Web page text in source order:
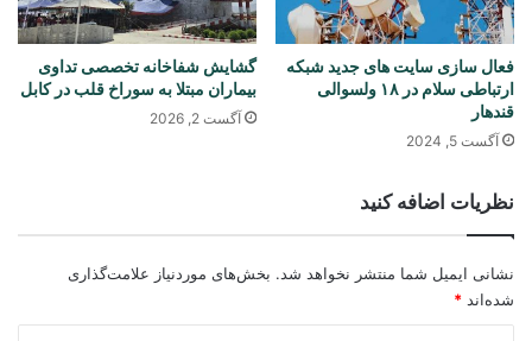
فعال سازی سایت های جدید شبکه
ارتباطی سلام در ۱۸ ولسوالی
قندهار
آگست 5, 2024
گشایش شفاخانه تخصصی تداوی
بیماران مبتلا به سوراخ قلب در کابل
آگست 2, 2026
نظریات اضافه کنید
نشانی ایمیل شما منتشر نخواهد شد. بخش‌های موردنیاز علامت‌گذاری
شده‌اند *